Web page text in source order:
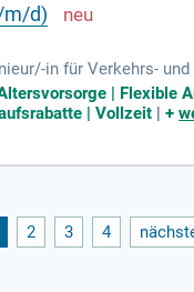
m/d)
in für Verkehrs-
wie
das Entwickeln
Verkehrstechnik, ist
unbefristete,
| Flexible
| Vollzeit |+
2 3 4